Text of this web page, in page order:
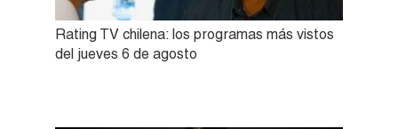
Rating TV chilena: los programas más vistos
del jueves 6 de agosto